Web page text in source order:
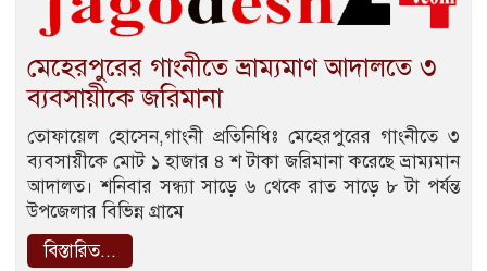
মেহেরপুরের গাংনীতে ভ্রাম্যমাণ আদালতে ৩
ব্যবসায়ীকে জরিমানা
তোফায়েল হোসেন,গাংনী প্রতিনিধিঃ মেহেরপুরের গাংনীতে ৩
ব্যবসায়ীকে মোট ১ হাজার ৪ শ টাকা জরিমানা করেছে ভ্রাম্যমান
আদালত। শনিবার সন্ধ্যা সাড়ে ৬ থেকে রাত সাড়ে ৮ টা পর্যন্ত
উপজেলার বিভিন্ন গ্রামে
বিস্তারিত...